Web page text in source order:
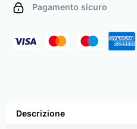
Pagamento sicuro
Descrizione